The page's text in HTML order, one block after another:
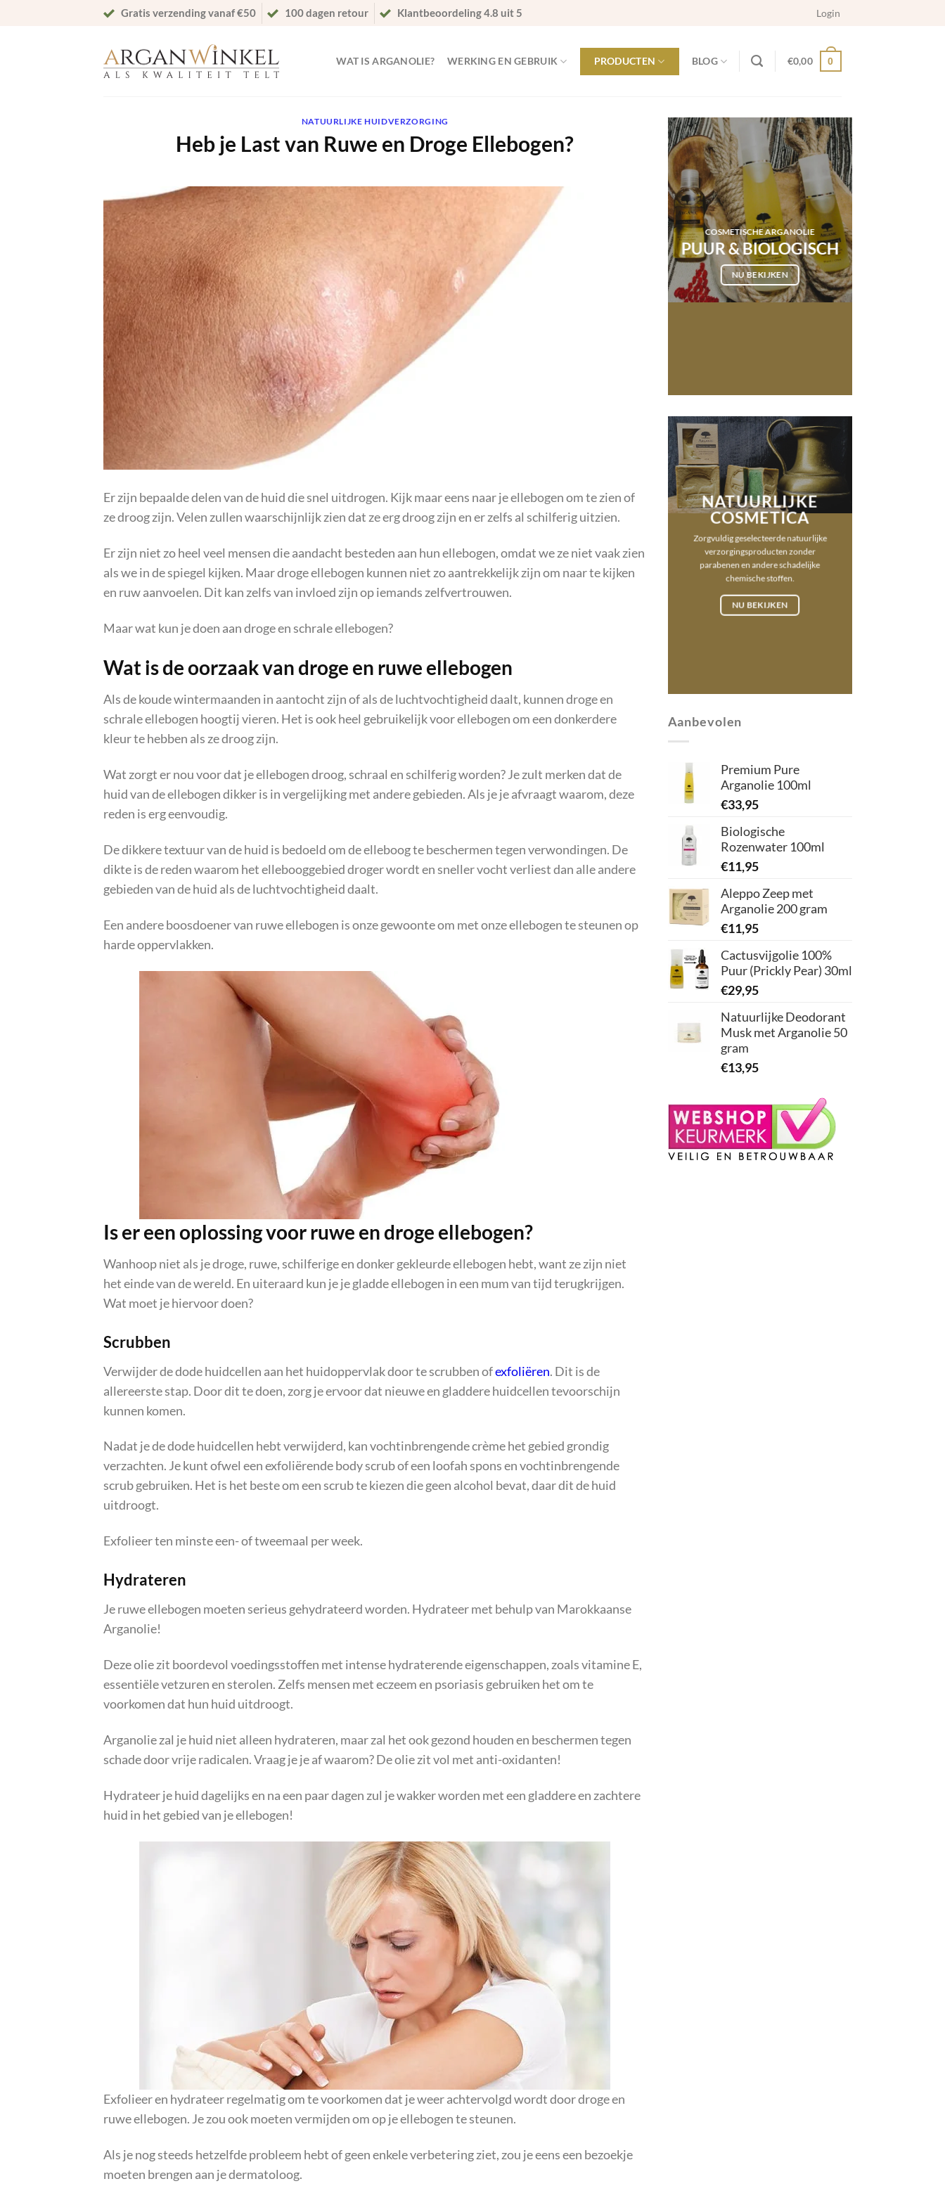
Gratis verzending vanaf €50 100 dagen retour Klantbeoordeling 4.8 uit 5 Login
WAT IS ARGANOLIE? WERKING EN GEBRUIK PRODUCTEN BLOG €0,00 0
NATUURLIJKE HUIDVERZORGING
Heb je Last van Ruwe en Droge Ellebogen?
Er zijn bepaalde delen van de huid die snel uitdrogen. Kijk maar eens naar je ellebogen om te zien of
ze droog zijn. Velen zullen waarschijnlijk zien dat ze erg droog zijn en er zelfs al schilferig uitzien.
Er zijn niet zo heel veel mensen die aandacht besteden aan hun ellebogen, omdat we ze niet vaak zien
als we in de spiegel kijken. Maar droge ellebogen kunnen niet zo aantrekkelijk zijn om naar te kijken
en ruw aanvoelen. Dit kan zelfs van invloed zijn op iemands zelfvertrouwen.
Maar wat kun je doen aan droge en schrale ellebogen?
Wat is de oorzaak van droge en ruwe ellebogen
Als de koude wintermaanden in aantocht zijn of als de luchtvochtigheid daalt, kunnen droge en
schrale ellebogen hoogtij vieren. Het is ook heel gebruikelijk voor ellebogen om een donkerdere
kleur te hebben als ze droog zijn.
Wat zorgt er nou voor dat je ellebogen droog, schraal en schilferig worden? Je zult merken dat de
huid van de ellebogen dikker is in vergelijking met andere gebieden. Als je je afvraagt waarom, deze
reden is erg eenvoudig.
De dikkere textuur van de huid is bedoeld om de elleboog te beschermen tegen verwondingen. De
dikte is de reden waarom het ellebooggebied droger wordt en sneller vocht verliest dan alle andere
gebieden van de huid als de luchtvochtigheid daalt.
Een andere boosdoener van ruwe ellebogen is onze gewoonte om met onze ellebogen te steunen op
harde oppervlakken.
Is er een oplossing voor ruwe en droge ellebogen?
Wanhoop niet als je droge, ruwe, schilferige en donker gekleurde ellebogen hebt, want ze zijn niet
het einde van de wereld. En uiteraard kun je je gladde ellebogen in een mum van tijd terugkrijgen.
Wat moet je hiervoor doen?
Scrubben
Verwijder de dode huidcellen aan het huidoppervlak door te scrubben ofexfoliëren. Dit is de
allereerste stap. Door dit te doen, zorg je ervoor dat nieuwe en gladdere huidcellen tevoorschijn
kunnen komen.
Nadat je de dode huidcellen hebt verwijderd, kan vochtinbrengende crème het gebied grondig
verzachten. Je kunt ofwel een exfoliërende body scrub of een loofah spons en vochtinbrengende
scrub gebruiken. Het is het beste om een scrub te kiezen die geen alcohol bevat, daar dit de huid
uitdroogt.
Exfolieer ten minste een- of tweemaal per week.
Hydrateren
Je ruwe ellebogen moeten serieus gehydrateerd worden. Hydrateer met behulp van Marokkaanse
Arganolie!
Deze olie zit boordevol voedingsstoffen met intense hydraterende eigenschappen, zoals vitamine E,
essentiële vetzuren en sterolen. Zelfs mensen met eczeem en psoriasis gebruiken het om te
voorkomen dat hun huid uitdroogt.
Arganolie zal je huid niet alleen hydrateren, maar zal het ook gezond houden en beschermen tegen
schade door vrije radicalen. Vraag je je af waarom? De olie zit vol met anti-oxidanten!
Hydrateer je huid dagelijks en na een paar dagen zul je wakker worden met een gladdere en zachtere
huid in het gebied van je ellebogen!
Exfolieer en hydrateer regelmatig om te voorkomen dat je weer achtervolgd wordt door droge en
ruwe ellebogen. Je zou ook moeten vermijden om op je ellebogen te steunen.
Als je nog steeds hetzelfde probleem hebt of geen enkele verbetering ziet, zou je eens een bezoekje
moeten brengen aan je dermatoloog.
COSMETISCHE ARGANOLIE
PUUR & BIOLOGISCH
NU BEKIJKEN
NATUURLIJKE
COSMETICA
Zorgvuldig geselecteerde natuurlijke
verzorgingsproducten zonder
parabenen en andere schadelijke
chemische stoffen.
NU BEKIJKEN
Aanbevolen
Premium Pure
Arganolie 100ml
€33,95
Biologische
Rozenwater 100ml
€11,95
Aleppo Zeep met
Arganolie 200 gram
€11,95
Cactusvijgolie 100%
Puur (Prickly Pear) 30ml
€29,95
Natuurlijke Deodorant
Musk met Arganolie 50
gram
€13,95